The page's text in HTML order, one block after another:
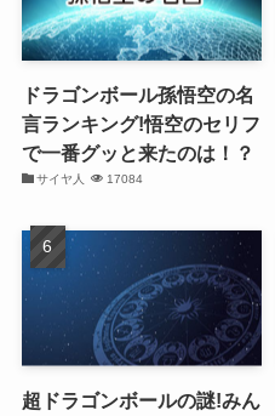
ドラゴンボール孫悟空の名
言ランキング!悟空のセリフ
で一番グッと来たのは！？
サイヤ人 17084
超ドラゴンボールの謎!みん